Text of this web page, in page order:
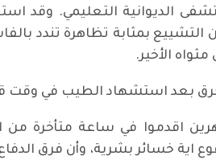
الديوانية التعليمي. وقد
بمثابة تظاهرة تندد
الأخير.
بعد استشهاد الطيب في وقت
اقدموا في ساعة متأخرة من
اية خسائر بشرية، وأن فرق